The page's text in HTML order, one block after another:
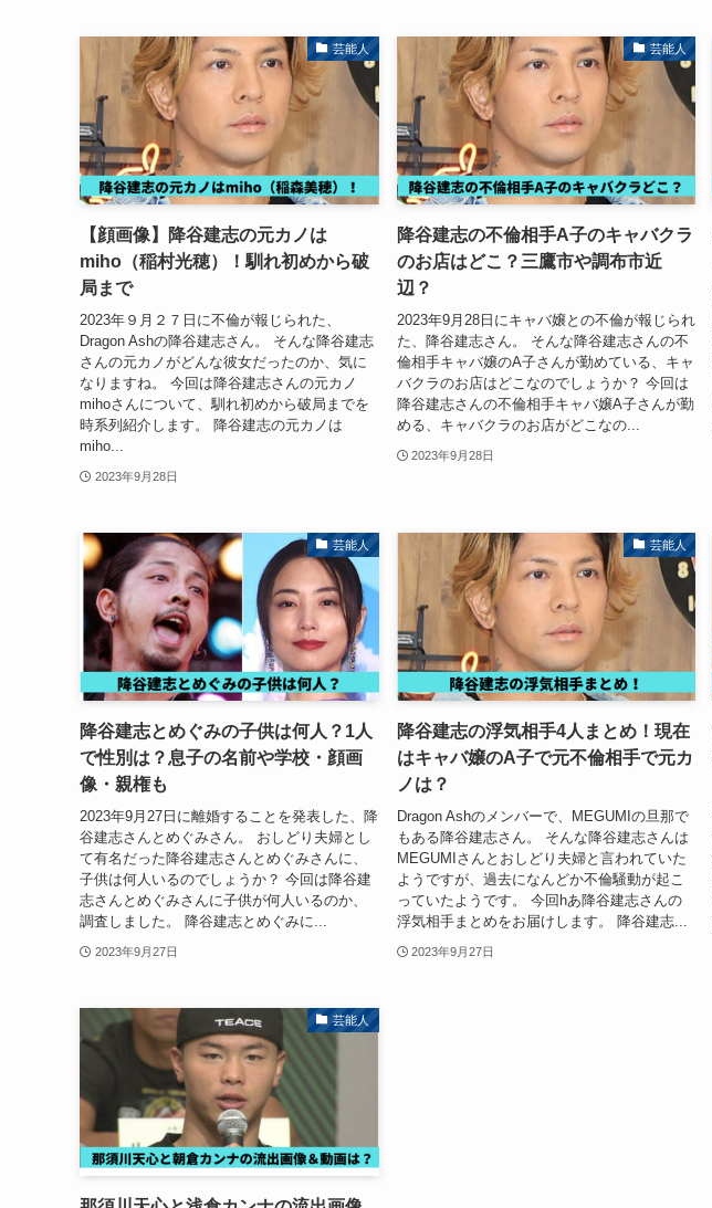
芸能人
【顔画像】降谷建志の元カノは
miho（稲村光穂）！馴れ初めから破
局まで
2023年９月２７日に不倫が報じられた、
Dragon Ashの降谷建志さん。 そんな降谷建志
さんの元カノがどんな彼女だったのか、気に
なりますね。 今回は降谷建志さんの元カノ
mihoさんについて、馴れ初めから破局までを
時系列紹介します。 降谷建志の元カノは
miho...
2023年9月28日
芸能人
降谷建志の不倫相手A子のキャバクラ
のお店はどこ？三鷹市や調布市近
辺？
2023年9月28日にキャバ嬢との不倫が報じられ
た、降谷建志さん。 そんな降谷建志さんの不
倫相手キャバ嬢のA子さんが勤めている、キャ
バクラのお店はどこなのでしょうか？ 今回は
降谷建志さんの不倫相手キャバ嬢A子さんが勤
める、キャバクラのお店がどこなの...
2023年9月28日
芸能人
降谷建志とめぐみの子供は何人？1人
で性別は？息子の名前や学校・顔画
像・親権も
2023年9月27日に離婚することを発表した、降
谷建志さんとめぐみさん。 おしどり夫婦とし
て有名だった降谷建志さんとめぐみさんに、
子供は何人いるのでしょうか？ 今回は降谷建
志さんとめぐみさんに子供が何人いるのか、
調査しました。 降谷建志とめぐみに...
2023年9月27日
芸能人
降谷建志の浮気相手4人まとめ！現在
はキャバ嬢のA子で元不倫相手で元カ
ノは？
Dragon Ashのメンバーで、MEGUMIの旦那で
もある降谷建志さん。 そんな降谷建志さんは
MEGUMIさんとおしどり夫婦と言われていた
ようですが、過去になんどか不倫騒動が起こ
っていたようです。 今回hあ降谷建志さんの
浮気相手まとめをお届けします。 降谷建志...
2023年9月27日
芸能人